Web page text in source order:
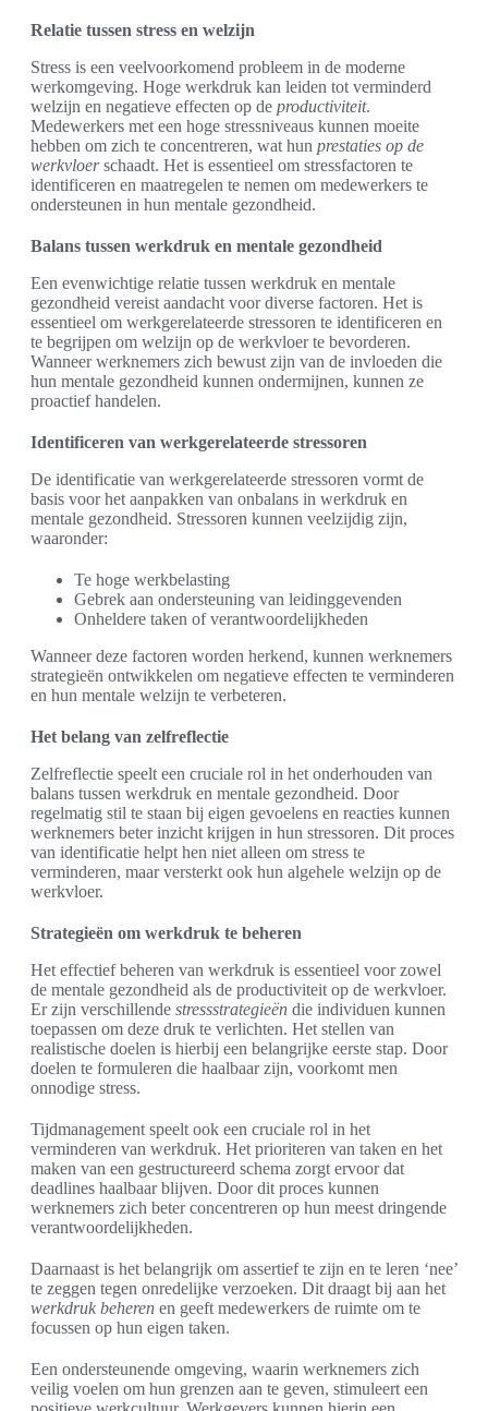
Relatie tussen stress en welzijn
Stress is een veelvoorkomend probleem in de moderne
werkomgeving. Hoge werkdruk kan leiden tot verminderd
welzijn en negatieve effecten op de productiviteit.
Medewerkers met een hoge stressniveaus kunnen moeite
hebben om zich te concentreren, wat hun prestaties op de
werkvloerschaadt. Het is essentieel om stressfactoren te
identificeren en maatregelen te nemen om medewerkers te
ondersteunen in hun mentale gezondheid.
Balans tussen werkdruk en mentale gezondheid
Een evenwichtige relatie tussen werkdruk en mentale
gezondheid vereist aandacht voor diverse factoren. Het is
essentieel om werkgerelateerde stressoren te identificeren en
te begrijpen om welzijn op de werkvloer te bevorderen.
Wanneer werknemers zich bewust zijn van de invloeden die
hun mentale gezondheid kunnen ondermijnen, kunnen ze
proactief handelen.
Identificeren van werkgerelateerde stressoren
De identificatie van werkgerelateerde stressoren vormt de
basis voor het aanpakken van onbalans in werkdruk en
mentale gezondheid. Stressoren kunnen veelzijdig zijn,
waaronder:
Te hoge werkbelasting
Gebrek aan ondersteuning van leidinggevenden
Onheldere taken of verantwoordelijkheden
Wanneer deze factoren worden herkend, kunnen werknemers
strategieën ontwikkelen om negatieve effecten te verminderen
en hun mentale welzijn te verbeteren.
Het belang van zelfreflectie
Zelfreflectie speelt een cruciale rol in het onderhouden van
balans tussen werkdruk en mentale gezondheid. Door
regelmatig stil te staan bij eigen gevoelens en reacties kunnen
werknemers beter inzicht krijgen in hun stressoren. Dit proces
van identificatie helpt hen niet alleen om stress te
verminderen, maar versterkt ook hun algehele welzijn op de
werkvloer.
Strategieën om werkdruk te beheren
Het effectief beheren van werkdruk is essentieel voor zowel
de mentale gezondheid als de productiviteit op de werkvloer.
Er zijn verschillende stressstrategieën die individuen kunnen
toepassen om deze druk te verlichten. Het stellen van
realistische doelen is hierbij een belangrijke eerste stap. Door
doelen te formuleren die haalbaar zijn, voorkomt men
onnodige stress.
Tijdmanagement speelt ook een cruciale rol in het
verminderen van werkdruk. Het prioriteren van taken en het
maken van een gestructureerd schema zorgt ervoor dat
deadlines haalbaar blijven. Door dit proces kunnen
werknemers zich beter concentreren op hun meest dringende
verantwoordelijkheden.
Daarnaast is het belangrijk om assertief te zijn en te leren ‘nee’
te zeggen tegen onredelijke verzoeken. Dit draagt bij aan het
werkdruk beheren en geeft medewerkers de ruimte om te
focussen op hun eigen taken.
Een ondersteunende omgeving, waarin werknemers zich
veilig voelen om hun grenzen aan te geven, stimuleert een